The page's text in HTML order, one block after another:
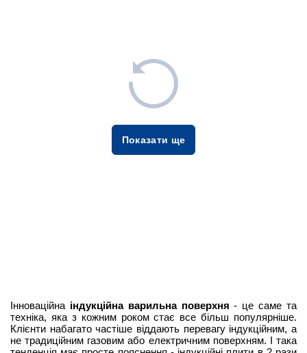
Показати ще
Інноваційна індукційна варильна поверхня - це саме та
техніка, яка з кожним роком стає все більш популярніше.
Клієнти набагато частіше віддають перевагу індукційним, а
не традиційним газовим або електричним поверхням. І така